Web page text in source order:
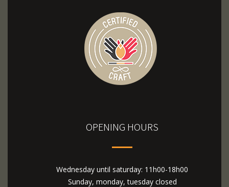
OPENING HOURS
Wednesday until saturday: 11h00-18h00
Sunday, monday, tuesday closed